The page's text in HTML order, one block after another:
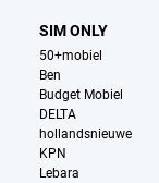
SIM ONLY
50+mobiel
Ben
Budget Mobiel
DELTA
hollandsnieuwe
KPN
Lebara